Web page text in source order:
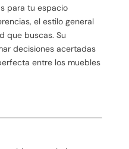
para tu espacio
el estilo general
que buscas. Su
decisiones acertadas
entre los muebles